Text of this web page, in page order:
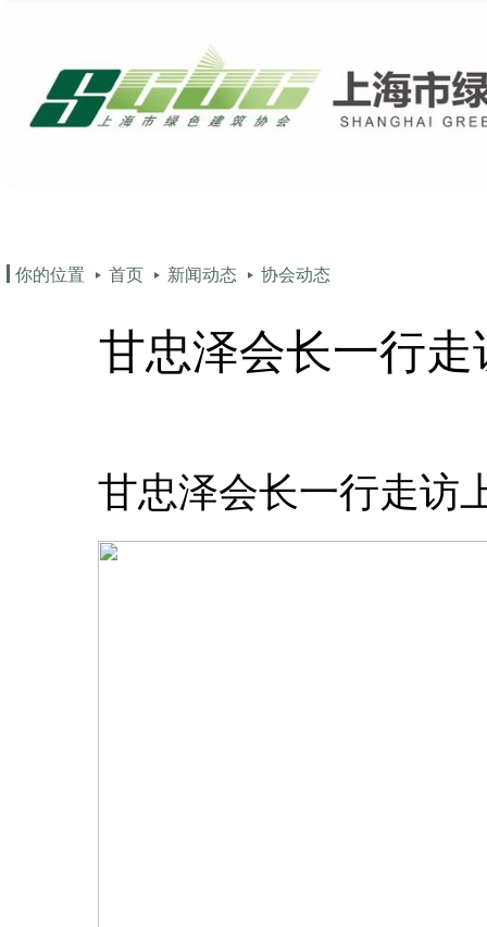
你的位置 首页 新闻动态 协会动态
甘忠泽会长一行
甘忠泽会长一行走